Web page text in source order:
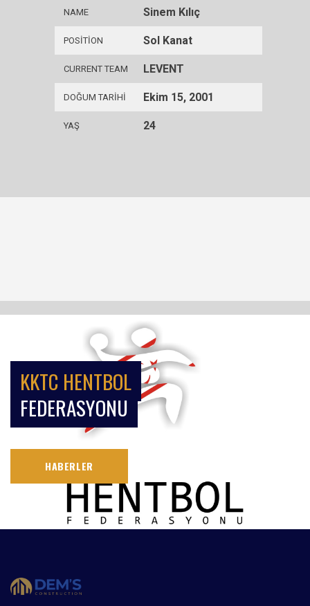
NAME Sinem Kılıç
POSITION Sol Kanat
CURRENT TEAM LEVENT
DOĞUM TARIHI Ekim 15, 2001
YAŞ 24
KKTC HENTBOL
FEDERASYONU
HABERLER